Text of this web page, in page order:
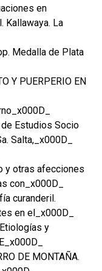
en
Kallawaya. La
Medalla de Plata
Y PUERPERIO EN
de Estudios Socio
Salta,_x000D_
y otras afecciones
con_x000D_
curanderil.
en el_x000D_
y
DE MONTAÑA.